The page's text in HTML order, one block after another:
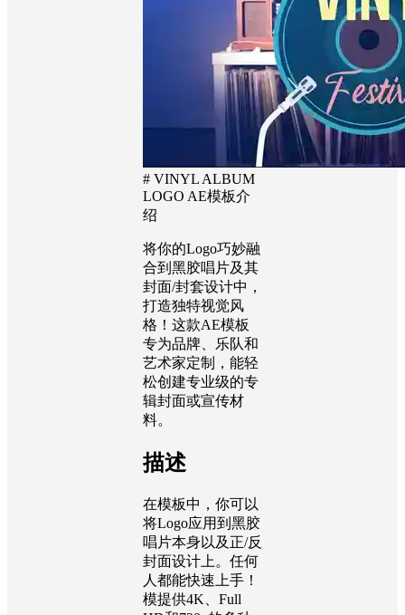
# VINYL ALBUM
LOGO AE模板介
绍
将你的Logo巧妙融
合到黑胶唱片及其
封面/封套设计中，
打造独特视觉风
格！这款AE模板
专为品牌、乐队和
艺术家定制，能轻
松创建专业级的专
辑封面或宣传材
料。
描述
在模板中，你可以
将Logo应用到黑胶
唱片本身以及正/反
封面设计上。任何
人都能快速上手！
模提供4K、Full